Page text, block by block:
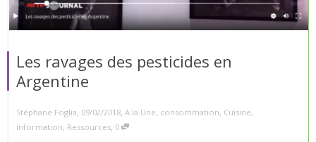
Les ravages des pesticides en
Argentine
Stéphane Foglia, 09/02/2018, A la Une, consommation, Cuisine,
information, Ressources, 0